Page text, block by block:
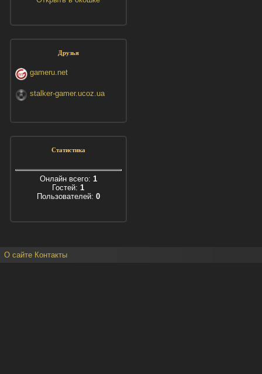
Друзья
gameru.net
stalker-gamer.ucoz.ua
Статистика
Онлайн всего: 1
Гостей: 1
Пользователей: 0
О сайте Контакты